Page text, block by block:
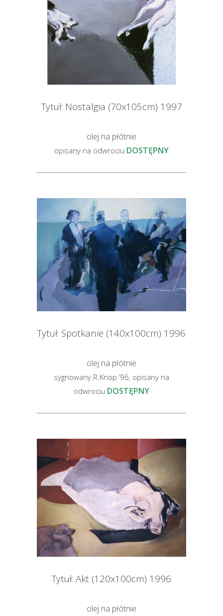
Tytuł: Nostalgia (70x105cm) 1997
olej na płótnie
opisany na odwrociu DOSTĘPNY
Tytuł: Spotkanie (140x100cm) 1996
olej na płótnie
sygnowany R.Knop ’96, opisany na
odwrociu DOSTĘPNY
Tytuł: Akt (120x100cm) 1996
olej na płótnie